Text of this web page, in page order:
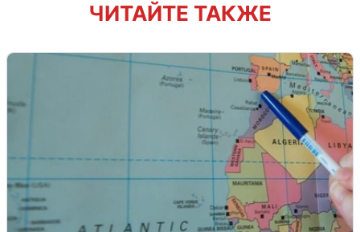
ЧИТАЙТЕ ТАКЖЕ